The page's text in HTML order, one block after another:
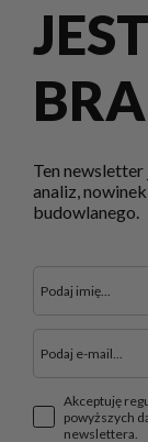
Ten
analiz,
budowlanego.
Akceptuję
powyższych
newslettera.